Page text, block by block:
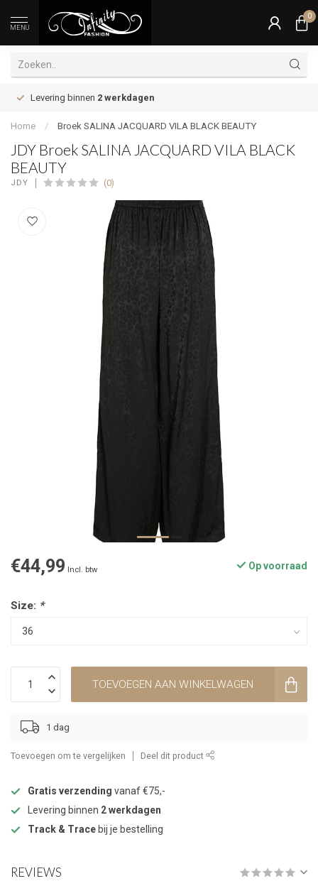
MENU
0
Levering binnen 2 werkdagen
Home / Broek SALINA JACQUARD VILA BLACK BEAUTY
JDY Broek SALINA JACQUARD VILA BLACK
BEAUTY
JDY (0)
€44,99 Incl. btw Op voorraad
Size: *
TOEVOEGEN AAN WINKELWAGEN
1 dag
Toevoegen om te vergelijken Deel dit product
Gratis verzending vanaf €75,-
Levering binnen 2 werkdagen
Track & Trace bij je bestelling
REVIEWS